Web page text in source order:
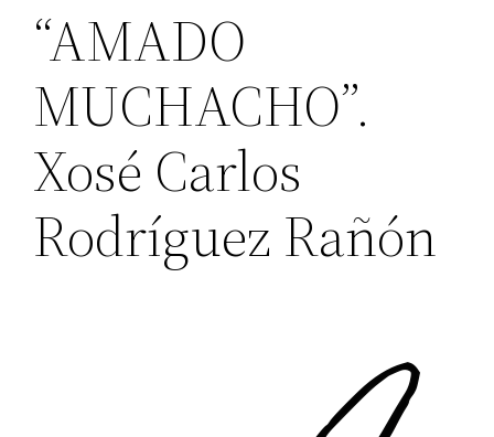
“AMADO
MUCHACHO”.
Xosé Carlos
Rodríguez Rañón